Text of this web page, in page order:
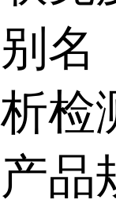
别名
析检
产品